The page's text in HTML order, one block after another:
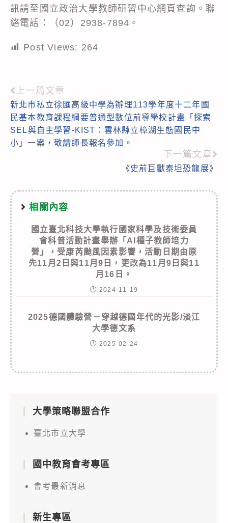
訊請至國立政治大學教師研習中心網頁查詢。聯
絡電話：（02）2938-7894。
Post Views: 264
Read
more
articles
上一篇文章
新北市私立徐匯高級中學為辦理113學年度十二年國
民基本教育課程綱要普通型數位前導學校計畫「探索
SEL與自主學習-KIST：雲林縣立樟湖生態國民中
小」一案，敬請師長報名參加。
下一篇文章
《史前巨獸泰坦恐龍展》
相關內容
國立臺北科技大學執行國家科學及技術委員
會科普活動計畫舉辦「AI種子教師培力
營」，受康芮颱風因素影響，活動日期由原
先11月2日與11月9日，更改為11月9日與11
月16日。
2024-11-19
2025德國體驗營－穿越德國年代的光影/淡江
大學德文系
2025-02-24
大學策略聯盟合作
臺北市立大學
國中教育會考專區
會考最新消息
新生專區